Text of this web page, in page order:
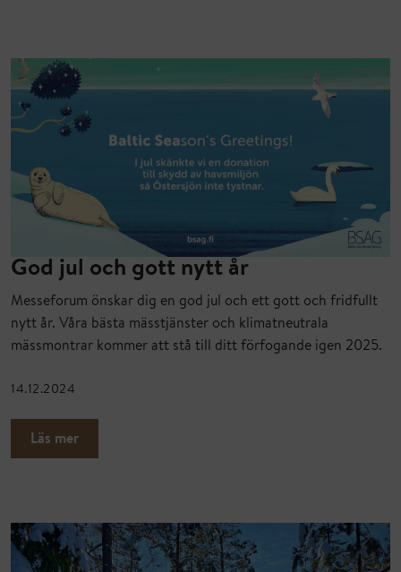
God jul och gott nytt år
Messeforum önskar dig en god jul och ett gott och fridfullt
nytt år. Våra bästa mässtjänster och klimatneutrala
mässmontrar kommer att stå till ditt förfogande igen 2025.
14.12.2024
Läs mer